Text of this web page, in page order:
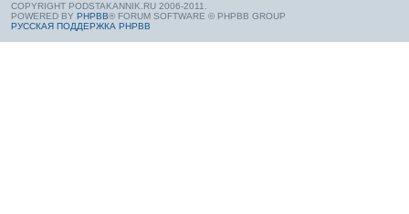
COPYRIGHT PODSTAKANNIK.RU 2006-2011.
POWERED BY PHPBB® FORUM SOFTWARE © PHPBB GROUP
РУССКАЯ ПОДДЕРЖКА PHPBB